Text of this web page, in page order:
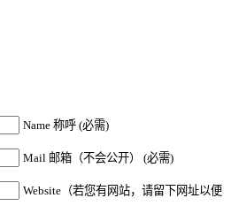
Name 称呼 (必需)
Mail 邮箱（不会公开） (必需)
Website（若您有网站，请留下网址以便